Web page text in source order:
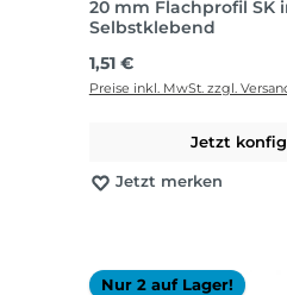
20 mm Flachprofil SK
Selbstklebend
Regulärer Preis:
1,51 €
Preise inkl. MwSt. zzgl.
Jetzt
Jetzt merken
Nur 2 auf Lager!